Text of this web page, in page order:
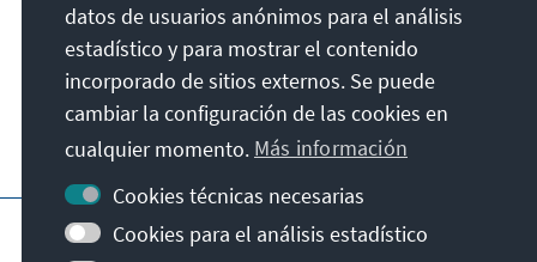
Dirección
Contacto
Visita también
Página principal de la KAS
Pie de imprenta
Protección de datos
datos de usuarios anónimos para el análisis
estadístico y para mostrar el contenido
incorporado de sitios externos. Se puede
cambiar la configuración de las cookies en
cualquier momento. Más información
Cookies técnicas necesarias
Cookies para el análisis estadístico